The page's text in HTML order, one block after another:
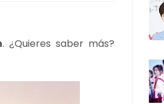
. ¿Quieres saber más?